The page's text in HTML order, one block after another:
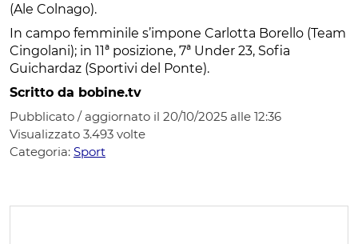
(Ale Colnago).
In campo femminile s’impone Carlotta Borello (Team
Cingolani); in 11ª posizione, 7ª Under 23, Sofia
Guichardaz (Sportivi del Ponte).
Scritto da bobine.tv
Pubblicato / aggiornato il 20/10/2025 alle 12:36
Visualizzato 3.493 volte
Categoria: Sport